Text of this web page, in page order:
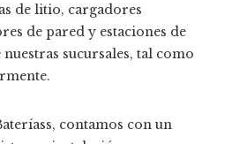
de litio, cargadores
de pared y estaciones de
sucursales, tal como
contamos con un